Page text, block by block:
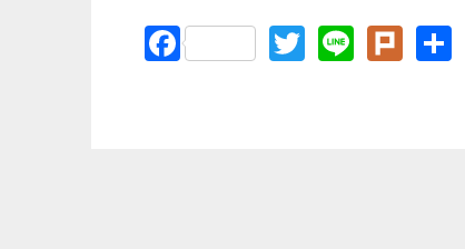
FacebookTwitter
LinePlurk